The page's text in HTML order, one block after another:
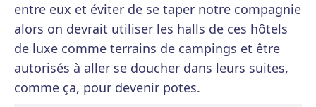
entre eux et éviter de se taper notre compagnie
alors on devrait utiliser les halls de ces hôtels
de luxe comme terrains de campings et être
autorisés à aller se doucher dans leurs suites,
comme ça, pour devenir potes.